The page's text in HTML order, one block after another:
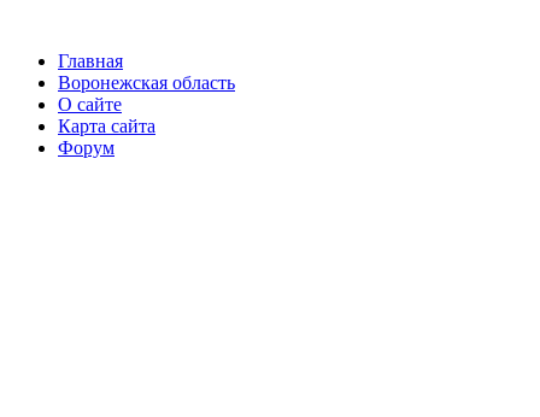
Главная
Воронежская область
О сайте
Карта сайта
Форум